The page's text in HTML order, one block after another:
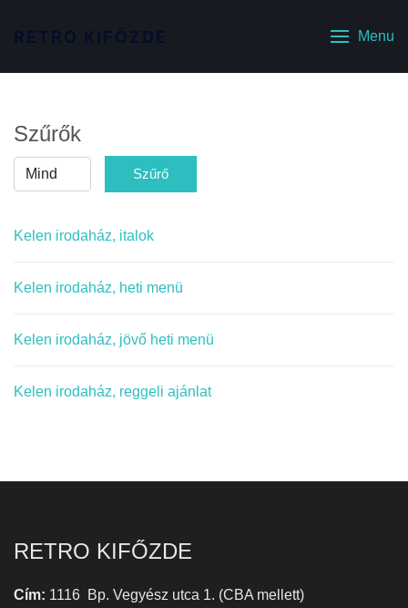
Menu
Szűrők
Tételek
#
Szűrő
Kelen irodaház, italok
Kelen irodaház, heti menü
Kelen irodaház, jövő heti menü
Kelen irodaház, reggeli ajánlat
RETRO KIFŐZDE
Cím: 1116 Bp. Vegyész utca 1. (CBA mellett)